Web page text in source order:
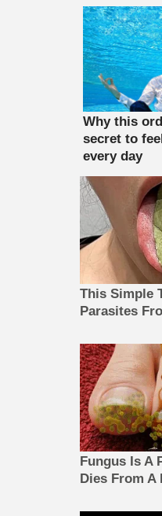
This Simple
Parasites
Fungus Is A
Dies From A